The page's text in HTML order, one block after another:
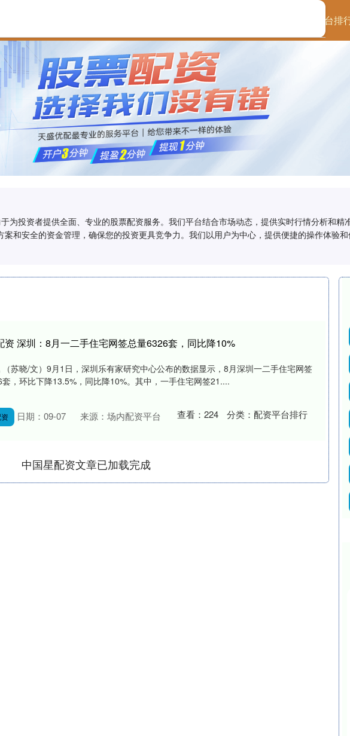
配资平台排
为投资者提供全面、专业的股票配资服务。我们平台结合市场动态，提供实时行情分析和
和安全的资金管理，确保您的投资更具竞争力。我们以用户为中心，提供便捷的操作体验
资 深圳：8月一二手住宅网签总量6326套，同比降10%
苏晓/文）9月1日，深圳乐有家研究中心公布的数据显示，8月深圳一二手住宅网签
，环比下降13.5%，同比降10%。其中，一手住宅网签21....
日期：09-07 来源：场内配资平台 查看： 224 分类： 配资平台排行
中国星配资文章已加载完成